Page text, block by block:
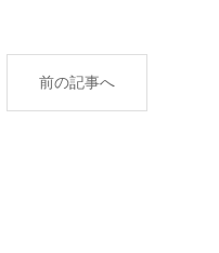
前の記事へ